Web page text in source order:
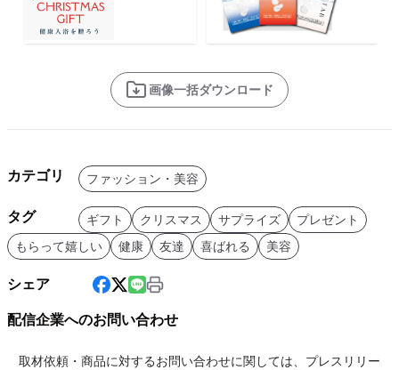
画像一括ダウンロード
カテゴリ ファッション・美容
タグ ギフト クリスマス サプライズ
プレゼント
もらって嬉しい
健康 友達 喜ばれる 美容
シェア
配信企業へのお問い合わせ
取材依頼・商品に対するお問い合わせに関しては、プレスリリー